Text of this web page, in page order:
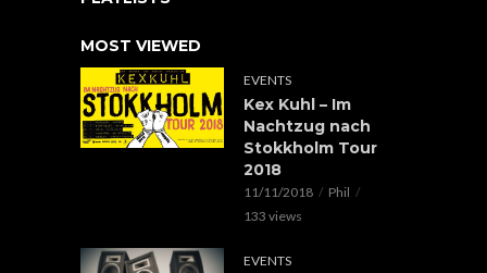
MOST VIEWED
EVENTS
Kex Kuhl – Im
Nachtzug nach
Stokkholm Tour
2018
11/11/2018
Phil
133 views
EVENTS